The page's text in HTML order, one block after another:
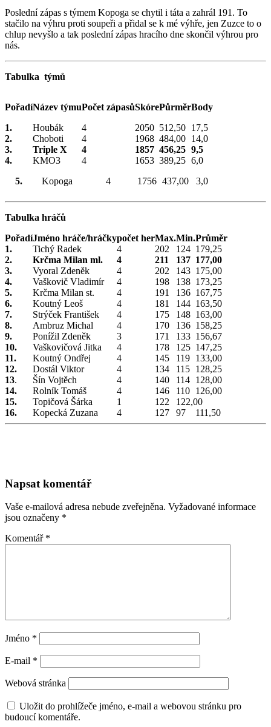
Poslední zápas s týmem Kopoga se chytil i táta a zahrál 191. To
stačilo na výhru proti soupeři a přidal se k mé výhře, jen Zuzce to o
chlup nevyšlo a tak poslední zápas hracího dne skončil výhrou pro
nás.
Tabulka týmů
PořadíNázev týmuPočet zápasůSkórePůrměrBody
1.
Houbák 4 2050 512,50 17,5
2.
Choboti 4 1968 484,00 14,0
3.
Triple X 4 1857 456,25 9,5
4.
KMO3 4 1653 389,25 6,0
5.
Kopoga 4 1756 437,00 3,0
Tabulka hráčů
PořadíJméno hráče/hráčkypočet herMax.Min.Průměr
1.
Tichý Radek 4 202 124 179,25
2.
Krčma Milan ml. 4 211 137 177,00
3.
Vyoral Zdeněk 4 202 143 175,00
4.
Vaškovič Vladimír 4 198 138 173,25
5.
Krčma Milan st. 4 191 136 167,75
6.
Koutný Leoš 4 181 144 163,50
7.
Strýček František 4 175 148 163,00
8.
Ambruz Michal 4 170 136 158,25
9.
Ponížil Zdeněk 3 171 133 156,67
10.
Vaškovičová Jitka 4 178 125 147,25
11.
Koutný Ondřej 4 145 119 133,00
12.
Dostál Viktor 4 134 115 128,25
13. Šín Vojtěch 4 140 114 128,00
14.
Rolník Tomáš 4 146 110 126,00
15.
Topičová Šárka 1 122
122,00
16.
Kopecká Zuzana 4 127 97 111,50
Napsat komentář
Vaše e-mailová adresa nebude zveřejněna. Vyžadované informace
jsou označeny *
Komentář *
Jméno *
E-mail *
Webová stránka
Uložit do prohlížeče jméno, e-mail a webovou stránku pro
budoucí komentáře.